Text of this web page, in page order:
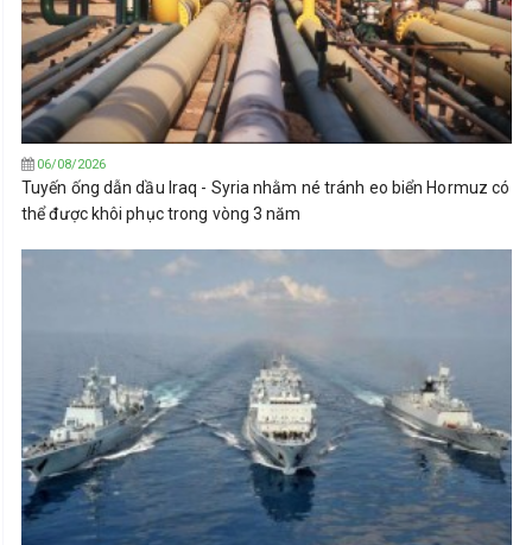
06/08/2026
Tuyến ống dẫn dầu Iraq - Syria nhằm né tránh eo biển Hormuz có
thể được khôi phục trong vòng 3 năm